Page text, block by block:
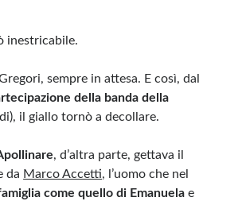
inestricabile.
sempre in attesa. E così, dal
della banda della
il giallo tornò a decollare.
, d’altra parte, gettava il
da Marco Accetti, l’uomo che nel
come quello di Emanuela e